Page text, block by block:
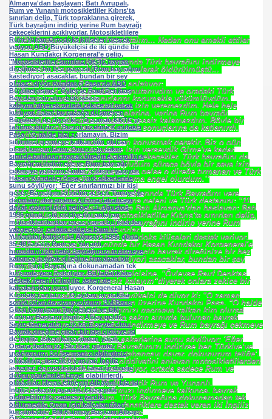
Yiğit Paşamızı bir daha hatırlatalım... Neden onu emekli ettiler
dersiniz?
Hatırlayın, Rumlar KKTC sınırında Türk bayrağını indirmeye
çalışırken Rum'un bir tanesi vurularak öldürülmüştü...
Hasan Kundakçı Paşa o günü anlatıyor:
‘‘Ben orada Türk kuvvetleri komutanıydım ve oradaki Türk
toplumunu ve KKTC sınırlarını korumakla yükümlüydüm.
Rumların sınırı ihlal etmelerine izin veremezdim. Hele hele
Rumların bayrağımızı indirmelerine, yerine Rum bayrağı
çekmelerine ölümüm pahasına sessiz kalamazdım. Böyle bir
küstahlığı göze alan doğal olarak sonuçlarına da katlanırdı.
Katlandılar da...
Onlarla onların anladığı dilden konuşmak gerekir. Biz o gün
çekingen davranıp, o eyleme izin verseydik Girne'ye kadar
gidecekler, oraya Yunan bayrağı çekecekler, Türk bayrağını da
yakacaklardı. Ben görevde olduğum sürece böyle bir şeye izin
veremezdim. Ankara'dan emir de gelse o direğe tırmanan ve Türk
bayrağını indirmeye kalkan adama engel olurdum.’’
14 Ağustos 1996'da KKTC topraklarında Türk Bayrağını yere
indirmeye çalışan Rum'un başına geleni ve Türk destanını; "11
Ağustos 1996 yılında yolculuğa Batı Almanya'dan başlayan; Batı
Avrupalı, Rum ve Yunanlı motosikletliler Kıbrıs'ta sınırları delip,
Türk topraklarına girerek, Türk bayrağını indirip yerine Rum
bayrağı çekeceklerini açıklıyorlar.
Motosikletlilere Rum-Yunan Ortodoks kiliseleri destek veriyor.
ABD Büyükelçisi de iki günde bir Hasan Kundakçı Korgeneral'e
gelip, "Motosikletliler sınırınızı geçip bayrak direğinize bir bez
parçası (Rum bayrağını kastediyor) asacaklar, bundan bir şey
olmaz" diyor.
Kundakçı Paşa da ABD Büyükelçisine, "Öyleyse Rauf Denktaş
Bey'den izin alın, ben sessiz kalayım"diyerek onlara zekice bir
tuzak kuruyor.
Fakat bu tuzağa düşmeyen Büyükelçi de diyor ki; "O zaman
KKTC'yi tanımış oluruz". Bunun üzerine Kundakçı Paşa, "O halde
bizi zorlamayın. Bizim sınırımızı geçmeye kalkan kim olursa
olsun kurşunlarım. Onun için sakın sınırda bulunan bayrak
direğine çıkıp Türk Bayrağı'nı indirmeye ve Rum bayrağı çekmeye
yeltenmesinler" çıkışını yapıyor.
Hasan Kundakçı Paşa, Türk askerlerine şunu söylüyor; 'Eğer
sınırlarımızı bir kişi geçer, Bayrağımızı indirirse ben Türkiye'ye
dönmem, dönemem. Alnıma tabancayı dayar, dokunurum tetiğe'.
11 Ağustos 1996 günü, işin ciddiyetini anlayan motosikletlilerden
en az yarısı bu işlerden vazgeçiyor, ortada sadece Rum ve
Yunanlılar kalıyor.
14 Ağustos 1996 günü 35-40 fanatik Rum ve Yunanlı,
hududumuzu delip Bayrağımızı indirmeye kalkınca, bayrak
direğine tırmanan bir Rum, Türk Bayrağına dokunamadan tek
kurşunla yere indiriliyor. Bu fanatiklere destek veren iki İngiliz
askeri de kalçalarından vuruluyor.
DUYURUSU
DUYURUSU